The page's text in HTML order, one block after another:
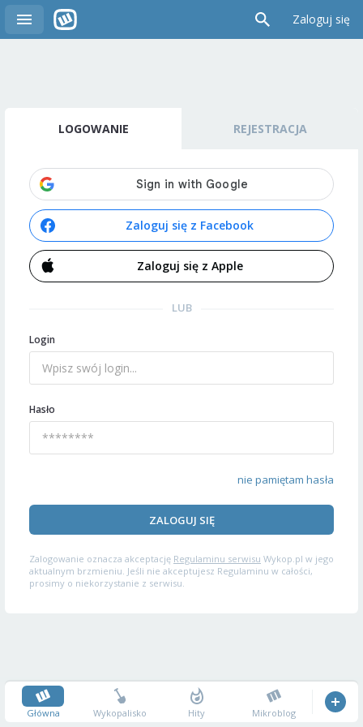
Zaloguj się
LOGOWANIE REJESTRACJA
Zaloguj się z Facebook
Zaloguj się z Apple
LUB
Login
Hasło
nie pamiętam hasła
ZALOGUJ SIĘ
Zalogowanie oznacza akceptację Regulaminu serwisu Wykop.pl w jego
aktualnym brzmieniu. Jeśli nie akceptujesz Regulaminu w całości,
prosimy o niekorzystanie z serwisu.
Główna Wykopalisko Hity Mikroblog